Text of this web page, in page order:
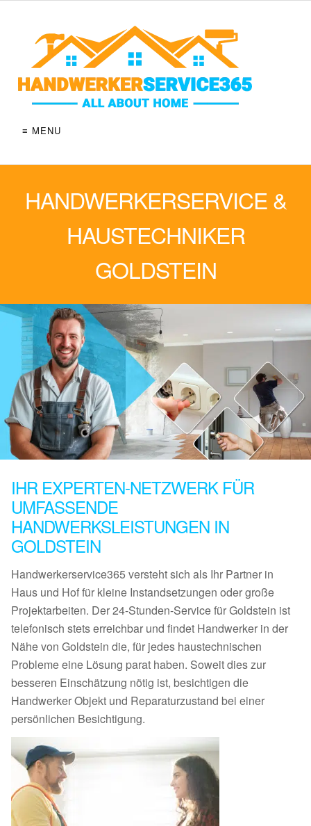
≡ MENU
HANDWERKERSERVICE &
HAUSTECHNIKER
GOLDSTEIN
IHR EXPERTEN-NETZWERK FÜR
UMFASSENDE
HANDWERKSLEISTUNGEN IN
GOLDSTEIN
Handwerkerservice365 versteht sich als Ihr Partner in
Haus und Hof für kleine Instandsetzungen oder große
Projektarbeiten. Der 24-Stunden-Service für Goldstein ist
telefonisch stets erreichbar und findet Handwerker in der
Nähe von Goldstein die, für jedes haustechnischen
Probleme eine Lösung parat haben. Soweit dies zur
besseren Einschätzung nötig ist, besichtigen die
Handwerker Objekt und Reparaturzustand bei einer
persönlichen Besichtigung.